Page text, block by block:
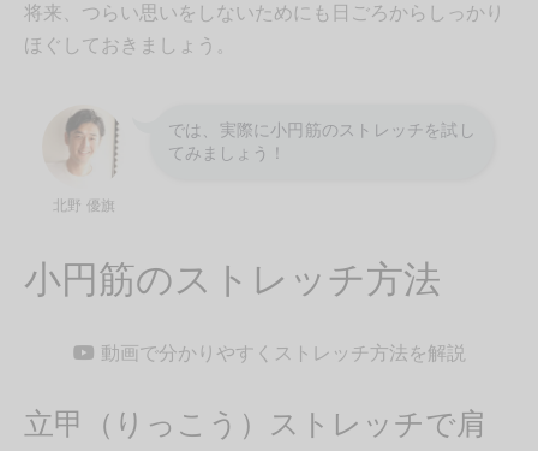
将来、つらい思いをしないためにも日ごろからしっかり
ほぐしておきましょう。
北野 優旗
では、実際に小円筋のストレッチを試し
てみましょう！
小円筋のストレッチ方法
動画で分かりやすくストレッチ方法を解説
立甲（りっこう）ストレッチで肩